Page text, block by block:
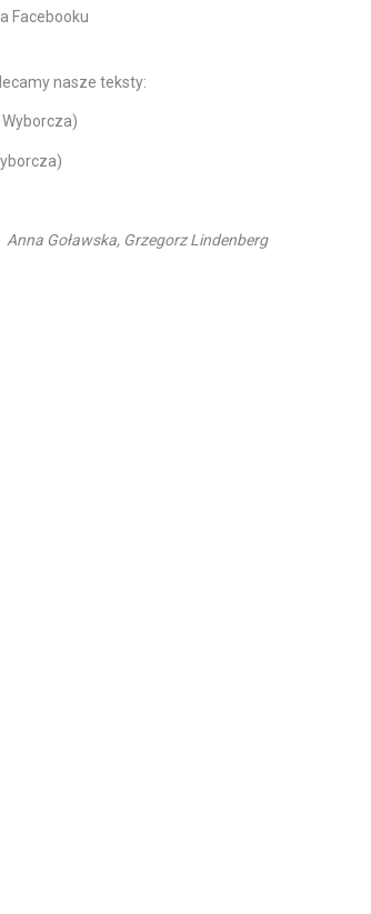
Facebooku
nasze teksty:
Anna Goławska, Grzegorz Lindenberg